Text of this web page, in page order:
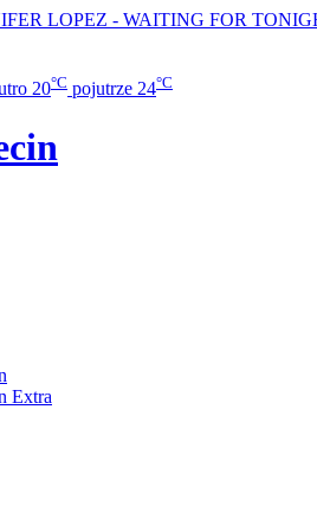
LOPEZ - WAITING FOR
20°C pojutrze 24°C
Extra